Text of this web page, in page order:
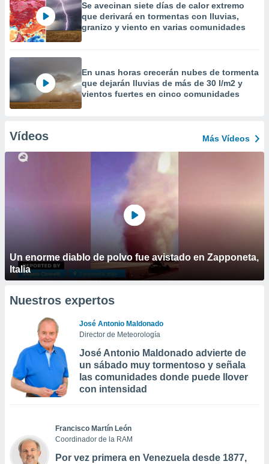
Se avecinan siete días de calor extremo
que derivará en tormentas con lluvias,
granizo y viento en varias comunidades
En unas horas crecerán nubes de tormenta
que dejarán lluvias de más de 30 l/m2 y
vientos fuertes en cinco comunidades
Vídeos Más Vídeos
Un enorme diablo de polvo fue avistado en Zapponeta,
Italia
Nuestros expertos
José Antonio Maldonado
Director de Meteorología
José Antonio Maldonado advierte de
un sábado muy tormentoso y señala
las comunidades donde puede llover
con intensidad
Francisco Martín León
Coordinador de la RAM
Por vez primera en Venezuela desde 1877,